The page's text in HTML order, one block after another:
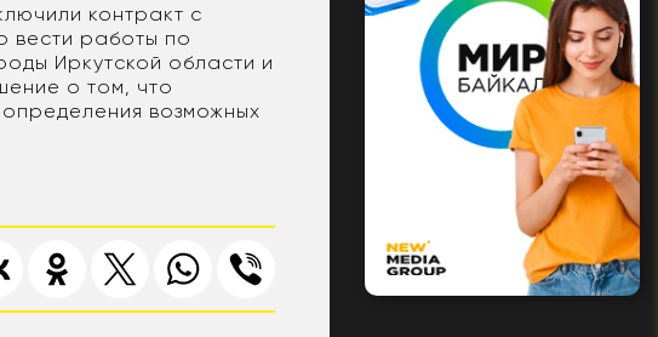
контракт с
вести работы по
Иркутской области и
о том, что
возможных